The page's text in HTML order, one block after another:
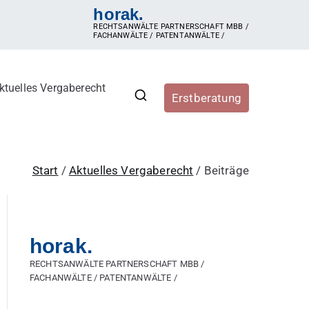
horak.
RECHTSANWÄLTE PARTNERSCHAFT MBB /
FACHANWÄLTE / PATENTANWÄLTE /
Vergabestellen sowie
e-Vergabe, öffentliche Ausschreibung,
Zuschlag, vorzeitige Beendigung der Vergabe,
Vergaberecht
Erstberatung
Start Aktuelles Vergaberecht Beiträge
horak.
RECHTSANWÄLTE PARTNERSCHAFT MBB /
FACHANWÄLTE / PATENTANWÄLTE /